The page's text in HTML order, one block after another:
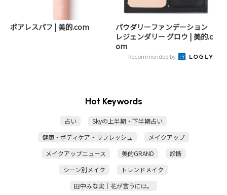
ポアレスパフ | 美的.com
パウダリーファンデーション
レジェンダリー グロウ | 美的.c
om
Recommended by
Hot Keywords
占い
Skyの上半期・下半期占い
健康・ボディケア・リフレッシュ
メイクアップ
メイクアップニュース
美的GRAND
診断
シーン別メイク
トレンドメイク
田中みな実｜花が言うには。